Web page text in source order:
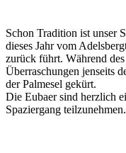
Schon Tradition ist unser
dieses Jahr vom
zurück führt. Während
Überraschungen jenseits
der Palmesel gekürt.
Die Eubaer sind herzlich
Spaziergang teilzunehmen.